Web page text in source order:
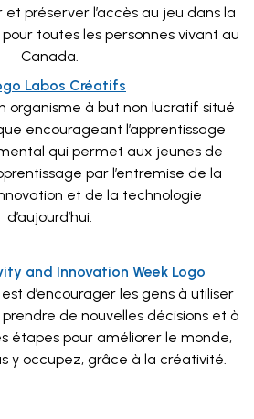
préserver l’accès au jeu dans la
toutes les personnes vivant au
Canada.
organisme à but non lucratif situé
encourageant l’apprentissage
qui permet aux jeunes de
par l’entremise de la
et de la technologie
d’aujourd’hui.
d’encourager les gens à utiliser
de nouvelles décisions et à
étapes pour améliorer le monde,
y occupez, grâce à la créativité.